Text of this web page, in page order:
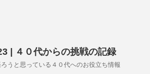
| ４０代からの挑戦の記録
うと思っている４０代へのお役立ち情報